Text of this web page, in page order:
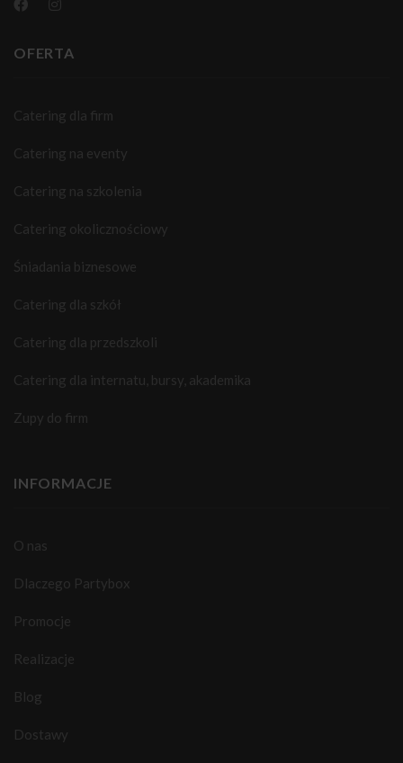
OFERTA
Catering dla firm
Catering na eventy
Catering na szkolenia
Catering okolicznościowy
Śniadania biznesowe
Catering dla szkół
Catering dla przedszkoli
Catering dla internatu, bursy, akademika
Zupy do firm
INFORMACJE
O nas
Dlaczego Partybox
Promocje
Realizacje
Blog
Dostawy